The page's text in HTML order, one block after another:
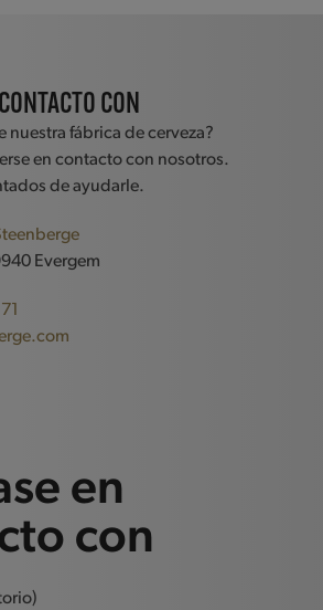
CON
nuestra fábrica de cerveza?
en contacto con nosotros.
de ayudarle.
Evergem
en
con